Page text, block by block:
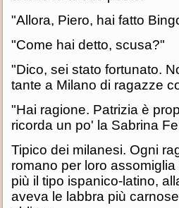
"Allora, Piero, hai fatto
"Come hai detto, scusa?"
"Dico, sei stato fortunato.
tante a Milano di ragazze
"Hai ragione. Patrizia è
ricorda un po' la Sabrina
Tipico dei milanesi. Ogni
romano per loro
più il tipo ispanico-latino,
aveva le labbra più